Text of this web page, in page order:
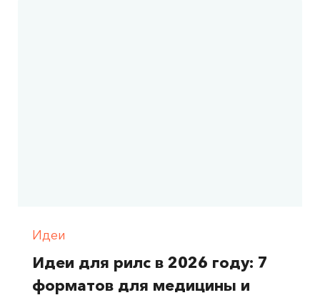
Идеи
Идеи для рилс в 2026 году: 7
форматов для медицины и